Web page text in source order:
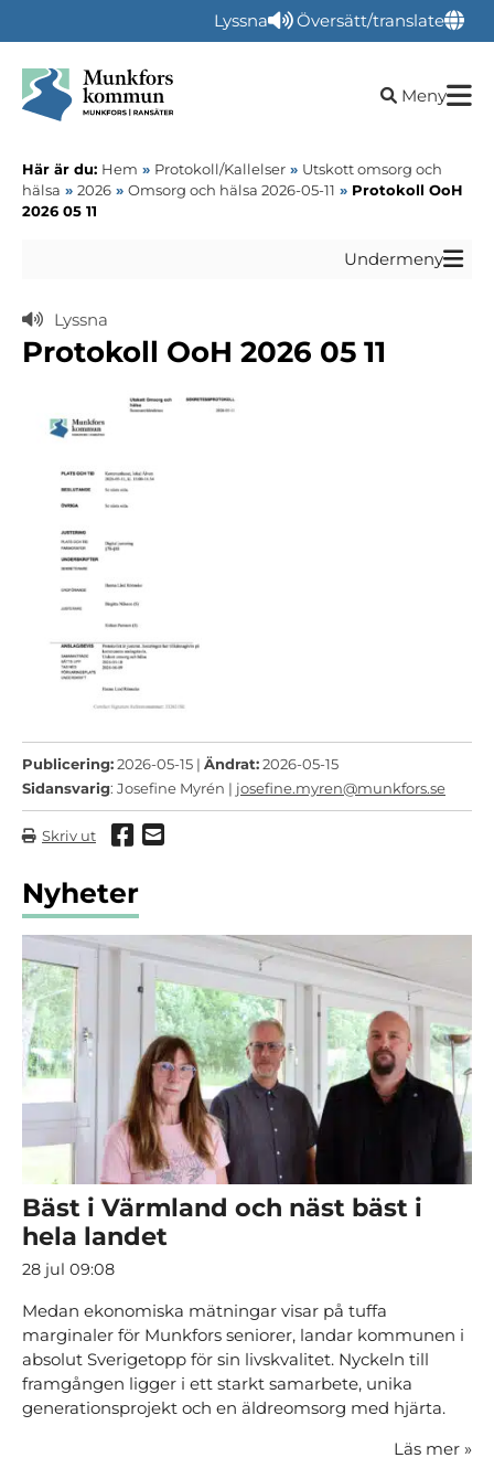
Lyssna Översätt/translate
Öppna
Meny
Här är du: Hem » Protokoll/Kallelser » Utskott omsorg och
hälsa » 2026 » Omsorg och hälsa 2026-05-11 » Protokoll OoH
2026 05 11
Undermeny
Lyssna
Protokoll OoH 2026 05 11
Publicering:2026-05-15 | Ändrat:2026-05-15
Sidansvarig: Josefine Myrén | josefine.myren@munkfors.se
Skriv ut Dela via Facebook
Dela via mail
Nyheter
Bäst i Värmland och näst bäst i
hela landet
28 jul 09:08
Medan ekonomiska mätningar visar på tuffa
marginaler för Munkfors seniorer, landar kommunen i
absolut Sverigetopp för sin livskvalitet. Nyckeln till
framgången ligger i ett starkt samarbete, unika
generationsprojekt och en äldreomsorg med hjärta.
Läs mer »